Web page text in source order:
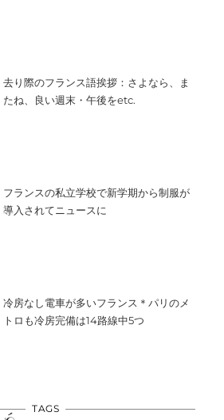
去り際のフランス語挨拶：さよなら、ま
たね、良い週末・午後をetc.
フランスの私立学校で新学期から制服が
導入されてニュースに
冷房なし電車が多いフランス＊パリのメ
トロも冷房完備は14路線中5つ
TAGS